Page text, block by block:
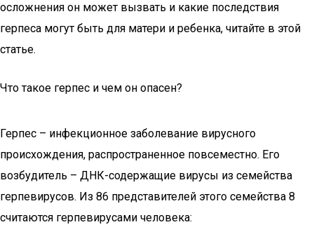
осложнения он может вызвать и какие последствия
герпеса могут быть для матери и ребенка, читайте в этой
статье.
Что такое герпес и чем он опасен?
Герпес – инфекционное заболевание вирусного
происхождения, распространенное повсеместно. Его
возбудитель – ДНК-содержащие вирусы из семейства
герпевирусов. Из 86 представителей этого семейства 8
считаются герпевирусами человека: